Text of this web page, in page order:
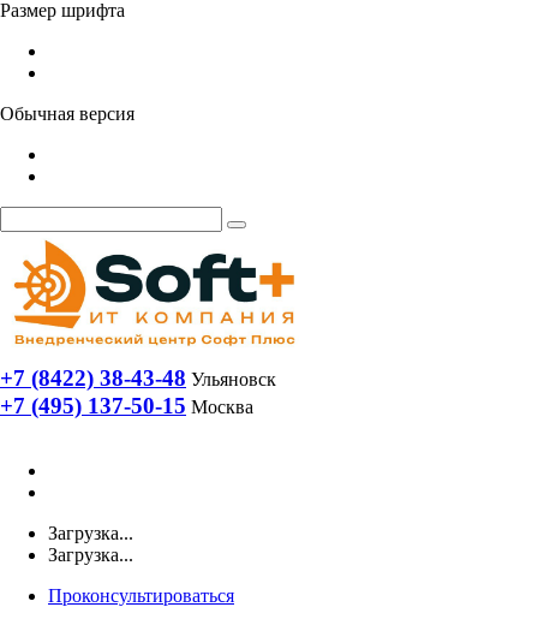
Размер шрифта
Обычная версия
+7 (8422) 38-43-48 Ульяновск
+7 (495) 137-50-15 Москва
Загрузка...
Загрузка...
Проконсультироваться